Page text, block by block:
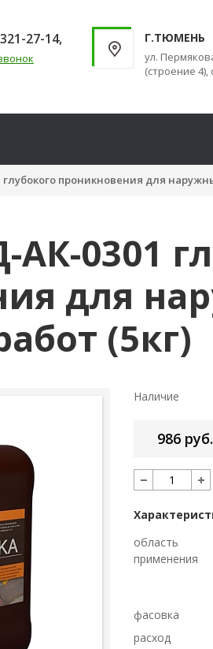
27-14, Г.ТЮМЕНЬ
ул.
(строение 4),
глубокого проникновения для
АК-0301
для
(5кг)
Наличие
986
область
применения
фасовка
расход